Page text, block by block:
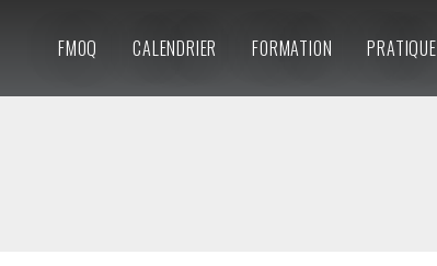
FMOQ CALENDRIER FORMATION PRATIQUE